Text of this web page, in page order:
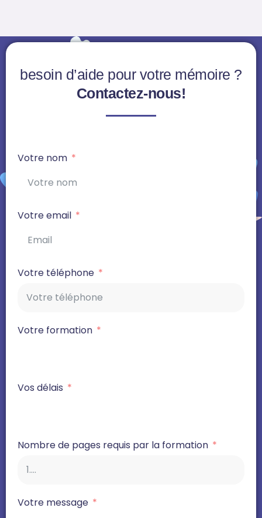
besoin d’aide pour votre mémoire ?
Contactez-nous!
Votre nom
Votre email
Votre téléphone
Votre formation
Vos délais
Nombre de pages requis par la formation
Votre message